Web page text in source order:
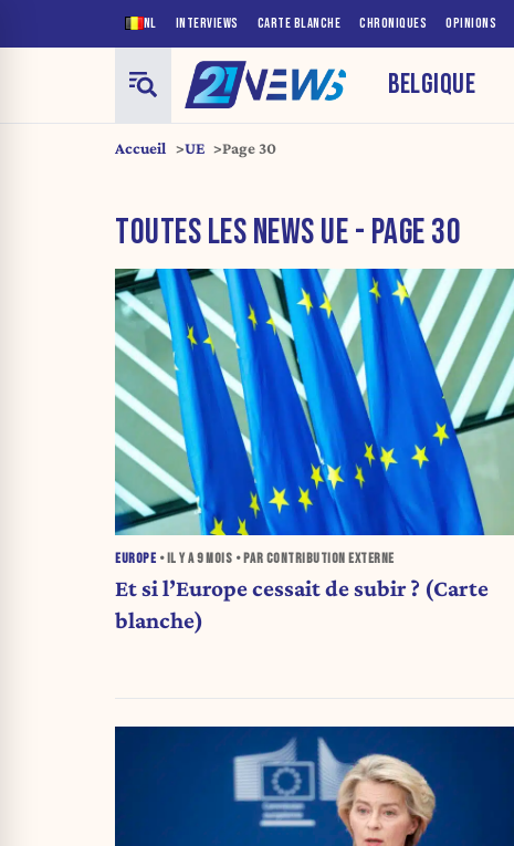
NL INTERVIEWS CARTE BLANCHE CHRONIQUES OPINIONS
BELGIQUE
Accueil UE Page 30
TOUTES LES NEWS UE - PAGE 30
EUROPE • IL Y A9 MOIS • PAR CONTRIBUTION EXTERNE
Et si l’Europe cessait de subir ? (Carte
blanche)